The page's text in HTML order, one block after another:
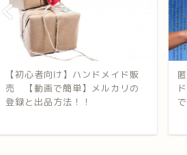
【初心者向け】ハンドメイド販
売 【動画で簡単】メルカリの
登録と出品方法！！